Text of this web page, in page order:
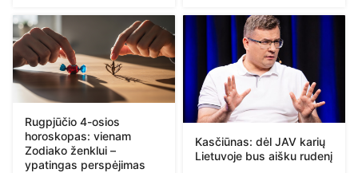
Rugpjūčio 4-osios
horoskopas: vienam
Zodiako ženklui –
ypatingas perspėjimas
Kasčiūnas: dėl JAV karių
Lietuvoje bus aišku rudenį